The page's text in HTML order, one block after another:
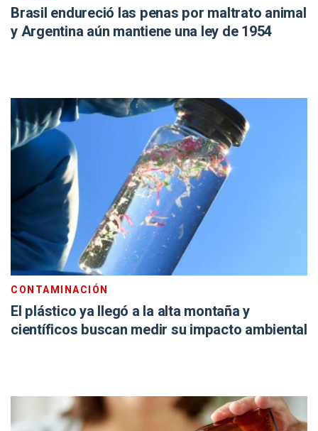
Brasil endureció las penas por maltrato animal
y Argentina aún mantiene una ley de 1954
CONTAMINACIÓN
El plástico ya llegó a la alta montaña y
científicos buscan medir su impacto ambiental